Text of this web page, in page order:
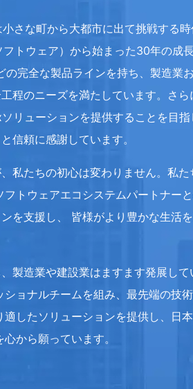
さな町から大都市に出て挑戦する
フトウェア）から始まった30年の成
完全な製品ラインを持ち、製造業
程のニーズを満たしています。さ
リューションを提供することを目
信頼に感謝しています。
私たちの初心は変わりません。私
トウェアエコシステムパートナー
を支援し、 皆様がより豊かな生活
製造業や建設業はますます発展し
ョナルチームを組み、最先端の技
したソリューションを提供し、日
から願っています。